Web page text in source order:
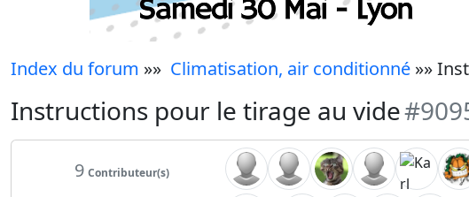
Index du forum »» Climatisation, air conditionné »»
Instructions pour le tirage au vide
9 Contributeur(s)